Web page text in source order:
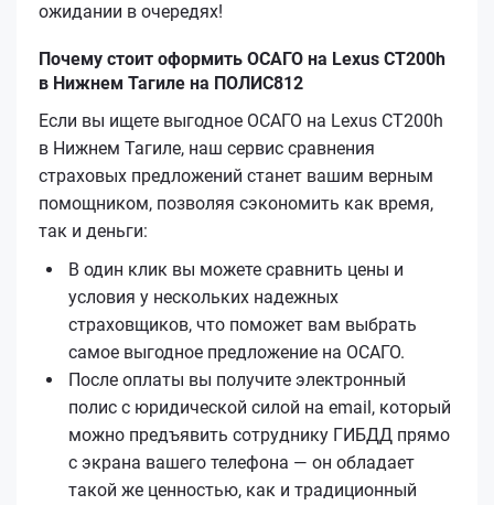
ожидании в очередях!
Почему стоит оформить ОСАГО на Lexus CT200h
в Нижнем Тагиле на ПОЛИС812
Если вы ищете выгодное ОСАГО на Lexus CT200h
в Нижнем Тагиле, наш сервис сравнения
страховых предложений станет вашим верным
помощником, позволяя сэкономить как время,
так и деньги:
В один клик вы можете сравнить цены и
условия у нескольких надежных
страховщиков, что поможет вам выбрать
самое выгодное предложение на ОСАГО.
После оплаты вы получите электронный
полис с юридической силой на email, который
можно предъявить сотруднику ГИБДД прямо
с экрана вашего телефона — он обладает
такой же ценностью, как и традиционный